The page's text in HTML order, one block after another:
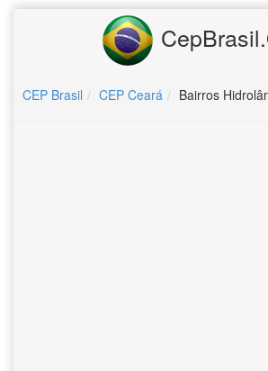
CEP Brasil CEP Ceará Bairros